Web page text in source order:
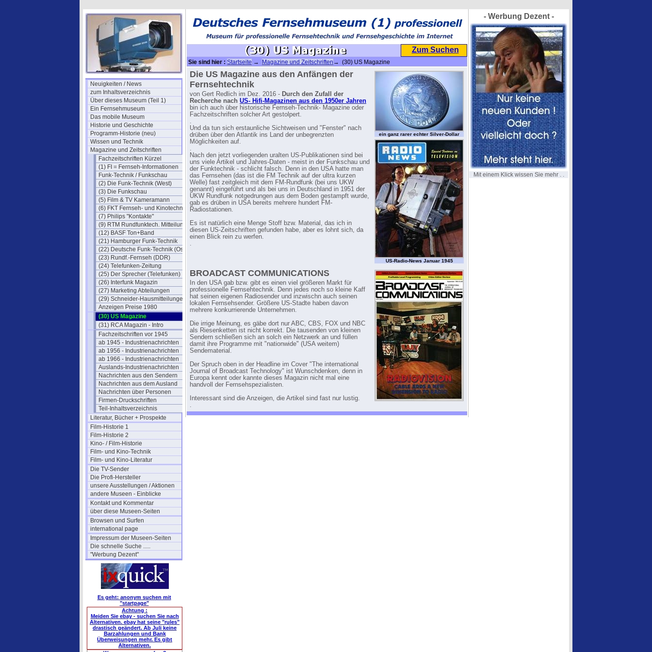
Neuigkeiten / News
zum Inhaltsverzeichnis
Über dieses Museum (Teil 1)
Ein Fernsehmuseum
Das mobile Museum
Historie und Geschichte
Programm-Historie (neu)
Wissen und Technik
Magazine und Zeitschriften
Fachzeitschriften Kürzel
(1) FI = Fernseh-Informationen
Funk-Technik / Funkschau
(2) Die Funk-Technik (West)
(3) Die Funkschau
(5) Film & TV Kameramann
(6) FKT Fernseh- und Kinotechnik
(7) Philips "Kontakte"
(9) RTM Rundfunktech. Mitteilungen
(12) BASF Ton+Band
(21) Hamburger Funk-Technik
(22) Deutsche Funk-Technik (Ost)
(23) Rundf.-Fernseh (DDR)
(24) Telefunken-Zeitung
(25) Der Sprecher (Telefunken)
(26) Interfunk Magazin
(27) Marketing Abteilungen
(29) Schneider-Hausmitteilungen
Anzeigen Preise 1980
(30) US Magazine
(31) RCA Magazin - Intro
Fachzeitschriften vor 1945
ab 1945 - Industrienachrichten
ab 1956 - Industrienachrichten
ab 1966 - Industrienachrichten
Auslands-Industrienachrichten
Nachrichten aus den Sendern
Nachrichten aus dem Ausland
Nachrichten über Personen
Firmen-Druckschriften
Teil-Inhaltsverzeichnis
Literatur, Bücher + Prospekte
Film-Historie 1
Film-Historie 2
Kino- / Film-Historie
Film- und Kino-Technik
Film- und Kino-Literatur
Die TV-Sender
Die Profi-Hersteller
unsere Ausstellungen / Aktionen
andere Museen - Einblicke
Kontakt und Kommentar
über diese Museen-Seiten
Browsen und Surfen
international page
Impressum der Museen-Seiten
Die schnelle Suche .....
"Werbung Dezent"
Es geht: anonym suchen mit
"startpage"
Achtung :
Meiden Sie ebay - suchen Sie nach
Alternativen. ebay hat seine "rules"
drastisch geändert. Ab Juli keine
Barzahlungen und Bank
Überweisungen mehr. Es gibt
Alternativen.
Zum Suchen
Sie sind hier : Startseite → Magazine und Zeitschriften → (30) US Magazine
ein ganz rarer echter Silver-Dollar
US-Radio-News Januar 1945
Die US Magazine aus den Anfängen der
Fernsehtechnik
von Gert Redlich im Dez. 2016 - Durch den Zufall der
Recherche nach US- Hifi-Magazinen aus den 1950er Jahren
bin ich auch über historische Fernseh-Technik- Magazine oder
Fachzeitschriften solcher Art gestolpert.
.
Und da tun sich erstaunliche Sichtweisen und "Fenster" nach
drüben über den Atlantik ins Land der unbegrenzten
Möglichkeiten auf.
.
Nach den jetzt vorliegenden uralten US-Publikationen sind bei
uns viele Artikel und Jahres-Daten - meist in der Funkschau und
der Funktechnik - schlicht falsch. Denn in den USA hatte man
das Fernsehen (das ist die FM Technik auf der ultra kurzen
Welle) fast zeitgleich mit dem FM-Rundfunk (bei uns UKW
genannt) eingeführt und als bei uns in Deutschland in 1951 der
UKW Rundfunk notgedrungen aus dem Boden gestampft wurde,
gab es drüben in USA bereits mehrere hundert FM-
Radiostationen.
Es ist natürlich eine Menge Stoff bzw. Material, das ich in
diesen US-Zeitschriften gefunden habe, aber es lohnt sich, da
einen Blick rein zu werfen.
.
BROADCAST COMMUNICATIONS
In den USA gab bzw. gibt es einen viel größeren Markt für
professionelle Fernsehtechnik. Denn jedes noch so kleine Kaff
hat seinen eigenen Radiosender und inzwischn auch seinen
lokalen Fernsehsender. Größere US-Stadte haben davon
mehrere konkurrierende Unternehmen.
Die irrige Meinung, es gäbe dort nur ABC, CBS, FOX und NBC
als Riesenketten ist nicht korrekt. Die tausenden von kleinen
Sendern schließen sich an solch ein Netzwerk an und füllen
damit ihre Programme mit "nationwide" (USA weitem)
Sendematerial.
Der Spruch oben in der Headline im Cover "The international
Journal of Broadcast Technology" ist Wunschdenken, denn in
Europa kennt oder kannte dieses Magazin nicht mal eine
handvoll der Fernsehspezialisten.
Interessant sind die Anzeigen, die Artikel sind fast nur lustig.
.
- Werbung Dezent -
Mit einem Klick wissen Sie mehr . .